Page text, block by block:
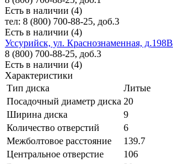
Есть в наличии (4)
тел: 8 (800) 700-88-25, доб.3
Есть в наличии (4)
Уссурийск, ул. Краснознаменная, д.198В
8 (800) 700-88-25, доб.3
Есть в наличии (4)
Характеристики
Тип диска
Литые
Посадочный диаметр диска 20
Ширина диска
9
Количество отверстий
6
Межболтовое расстояние
139.7
Центральное отверстие
106